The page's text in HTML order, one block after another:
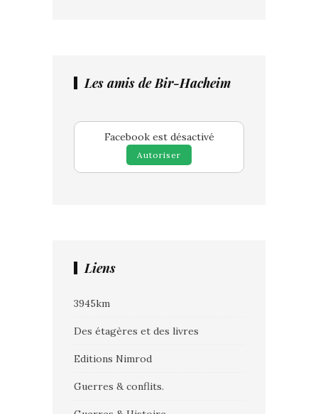
Les amis de Bir-Hacheim
Facebook est désactivé
Autoriser
Liens
3945km
Des étagères et des livres
Editions Nimrod
Guerres & conflits.